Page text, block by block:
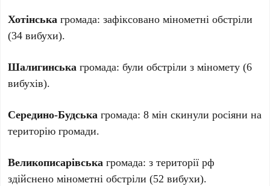
Хотінська громада: зафіксовано мінометні обстріли
(34 вибухи).
Шалигинська громада: були обстріли з міномету (6
вибухів).
Середино-Будська громада: 8 мін скинули росіяни на
територію громади.
Великописарівська громада: з території рф
здійснено мінометні обстріли (52 вибухи).